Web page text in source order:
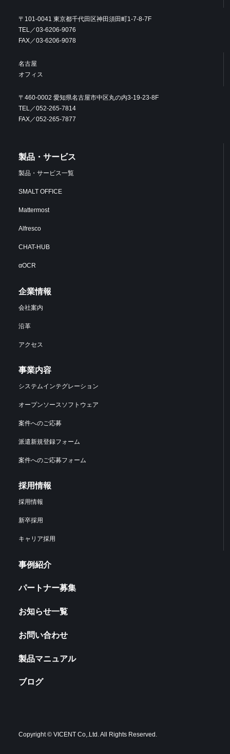
〒101-0041 東京都千代田区神田須田町1-7-8-7F
TEL／03-6206-9076
FAX／03-6206-9078
名古屋
オフィス
〒460-0002 愛知県名古屋市中区丸の内3-19-23-8F
TEL／052-265-7814
FAX／052-265-7877
製品・サービス
製品・サービス一覧
SMALT OFFICE
Mattermost
Alfresco
CHAT-HUB
αOCR
企業情報
会社案内
沿革
アクセス
事業内容
システムインテグレーション
オープンソースソフトウェア
案件へのご応募
派遣新規登録フォーム
案件へのご応募フォーム
採用情報
採用情報
新卒採用
キャリア採用
事例紹介
パートナー募集
お知らせ一覧
お問い合わせ
製品マニュアル
ブログ
Copyright © VICENT Co,.Ltd. All Rights Reserved.